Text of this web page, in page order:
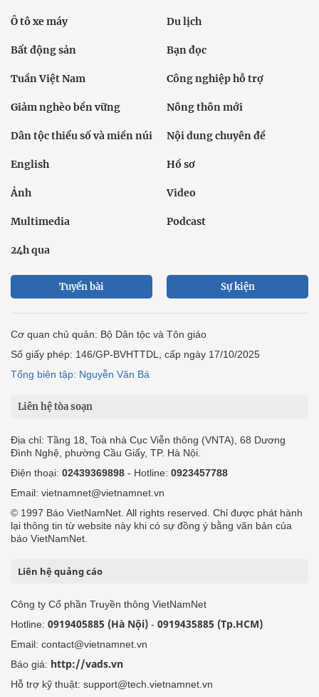
Ô tô xe máy Du lịch
Bất động sản Bạn đọc
Tuần Việt Nam Công nghiệp hỗ trợ
Giảm nghèo bền vững Nông thôn mới
Dân tộc thiểu số và miền núi Nội dung chuyên đề
English Hồ sơ
Ảnh Video
Multimedia Podcast
24h qua
Tuyến bài Sự kiện
Cơ quan chủ quản: Bộ Dân tộc và Tôn giáo
Số giấy phép: 146/GP-BVHTTDL, cấp ngày 17/10/2025
Tổng biên tập: Nguyễn Văn Bá
Liên hệ tòa soạn
Địa chỉ: Tầng 18, Toà nhà Cục Viễn thông (VNTA), 68 Dương
Đình Nghệ, phường Cầu Giấy, TP. Hà Nội.
Điện thoại: 02439369898 - Hotline: 0923457788
Email: vietnamnet@vietnamnet.vn
© 1997 Báo VietNamNet. All rights reserved. Chỉ được phát hành
lại thông tin từ website này khi có sự đồng ý bằng văn bản của
báo VietNamNet.
Liên hệ quảng cáo
Công ty Cổ phần Truyền thông VietNamNet
Hotline: 0919405885 (Hà Nội) - 0919435885 (Tp.HCM)
Email: contact@vietnamnet.vn
Báo giá: http://vads.vn
Hỗ trợ kỹ thuật: support@tech.vietnamnet.vn